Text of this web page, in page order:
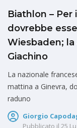
Biathlon –
dovrebbe
Wiesbaden;
Giachino
La nazionale
mattina a Ginevra,
raduno
Giorgio
Pubblicato il 25